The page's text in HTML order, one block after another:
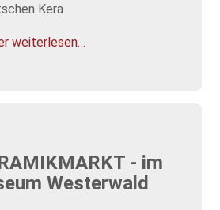
Kera
weiterlesen…
- im
Westerwald